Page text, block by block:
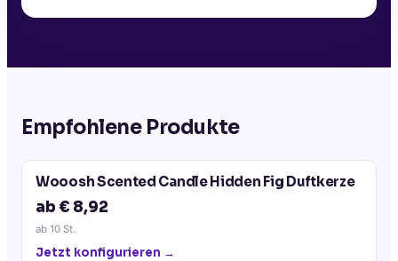
Empfohlene Produkte
Wooosh Scented Candle Hidden Fig Duftkerze
ab € 8,92
ab 10 St.
Jetzt konfigurieren →